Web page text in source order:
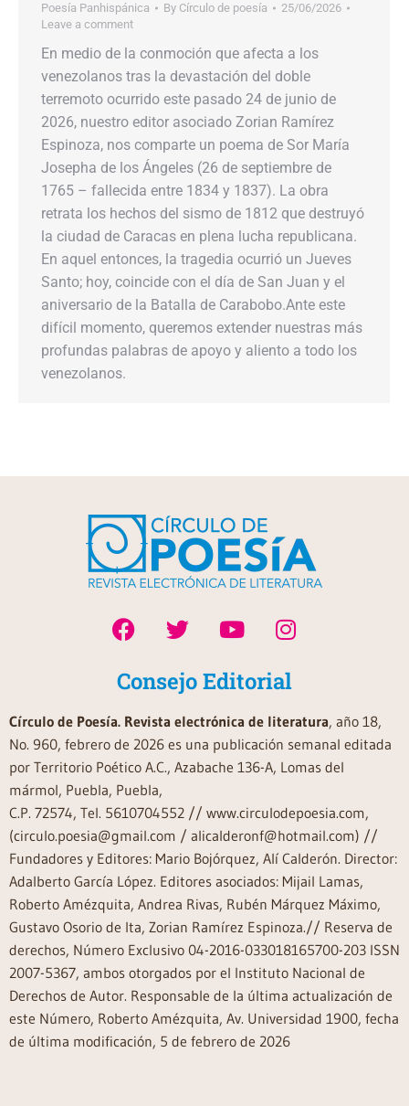
Poesía Panhispánica By Círculo de poesía
25/06/2026
Leave a comment
En medio de la conmoción que afecta a los
venezolanos tras la devastación del doble
terremoto ocurrido este pasado 24 de junio de
2026, nuestro editor asociado Zorian Ramírez
Espinoza, nos comparte un poema de Sor María
Josepha de los Ángeles (26 de septiembre de
1765 – fallecida entre 1834 y 1837). La obra
retrata los hechos del sismo de 1812 que destruyó
la ciudad de Caracas en plena lucha republicana.
En aquel entonces, la tragedia ocurrió un Jueves
Santo; hoy, coincide con el día de San Juan y el
aniversario de la Batalla de Carabobo.Ante este
difícil momento, queremos extender nuestras más
profundas palabras de apoyo y aliento a todo los
venezolanos.
Consejo Editorial
Círculo de Poesía. Revista electrónica de literatura, año 18,
No. 960, febrero de 2026 es una publicación semanal editada
por Territorio Poético A.C., Azabache 136-A, Lomas del
mármol, Puebla, Puebla,
C.P. 72574, Tel. 5610704552 // www.circulodepoesia.com,
(circulo.poesia@gmail.com / alicalderonf@hotmail.com) //
Fundadores y Editores: Mario Bojórquez, Alí Calderón. Director:
Adalberto García López. Editores asociados: Mijail Lamas,
Roberto Amézquita, Andrea Rivas, Rubén Márquez Máximo,
Gustavo Osorio de Ita, Zorian Ramírez Espinoza.// Reserva de
derechos, Número Exclusivo 04-2016-033018165700-203 ISSN
2007-5367, ambos otorgados por el Instituto Nacional de
Derechos de Autor. Responsable de la última actualización de
este Número, Roberto Amézquita, Av. Universidad 1900, fecha
de última modificación, 5 de febrero de 2026